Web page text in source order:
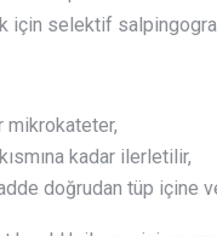
için selektif
mikrokateter,
kadar ilerletilir,
doğrudan tüp içine